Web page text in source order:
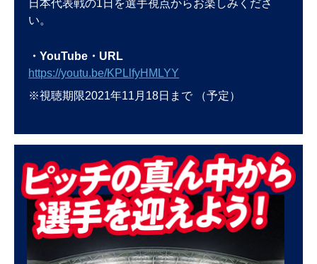
日本代表戦の1日を選手視点からお楽しみくださ
い。
・YouTube・URL
https://youtu.be/KPLlfyHMLYY
※視聴期限2021年11月18日まで （予定）